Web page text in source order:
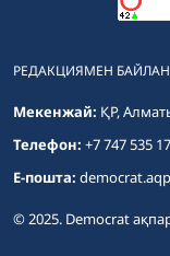
РЕДАКЦИЯМЕН
Мекенжай: ҚР,
Телефон: +7 747 535
E-пошта:
© 2025. Democrat